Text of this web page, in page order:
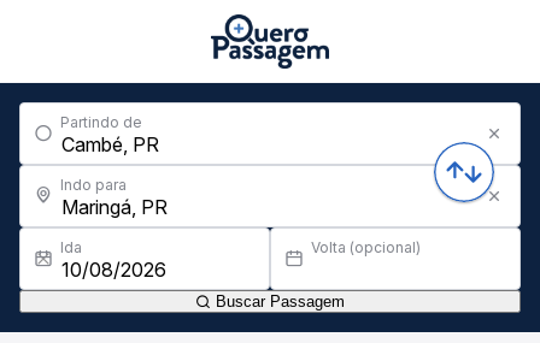
Partindo de
Indo para
Ida Volta (opcional)
Buscar Passagem